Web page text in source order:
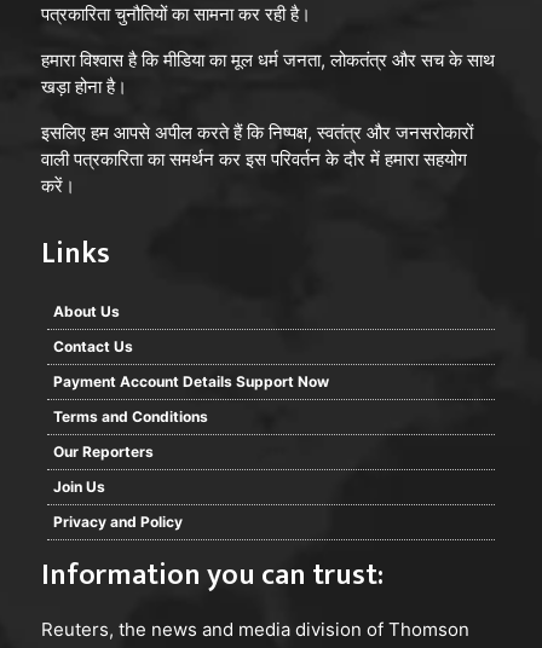
पत्रकारिता चुनौतियों का सामना कर रही है।
हमारा विश्वास है कि मीडिया का मूल धर्म जनता, लोकतंत्र और सच के साथ
खड़ा होना है।
इसलिए हम आपसे अपील करते हैं कि निष्पक्ष, स्वतंत्र और जनसरोकारों
वाली पत्रकारिता का समर्थन कर इस परिवर्तन के दौर में हमारा सहयोग
करें।
Links
About Us
Contact Us
Payment Account Details Support Now
Terms and Conditions
Our Reporters
Join Us
Privacy and Policy
Information you can trust:
Reuters, the news and media division of Thomson